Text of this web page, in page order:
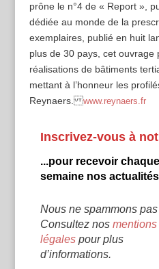
prône le n°4 de « Report »,
dédiée au monde de la
exemplaires, publié en huit
plus de 30 pays, cet ouvrage
réalisations de bâtiments
mettant à l’honneur les
Reynaers.www.reynaers.fr
Inscrivez-vous à
...pour recevoir chaque
semaine nos
Nous ne spammons pas
Consultez nos mentions
légalespour plus
d’informations.